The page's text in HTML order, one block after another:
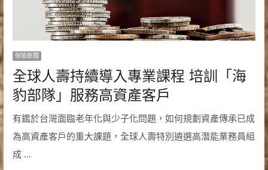
保險新聞
全球人壽持續導入專業課程 培訓「海
豹部隊」服務高資產客戶
有鑑於台灣面臨老年化與少子化問題，如何規劃資產傳承已成
為高資產客戶的重大課題，全球人壽特別遴選高潛能業務員組
成 ...